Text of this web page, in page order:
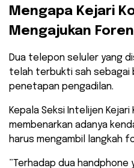
​Mengapa Kejari
Mengajukan
​Dua telepon seluler yang
telah terbukti sah sebagai
penetapan pengadilan.
Kepala Seksi Intelijen Kejari
membenarkan adanya
harus mengambil langkah
​”Terhadap dua